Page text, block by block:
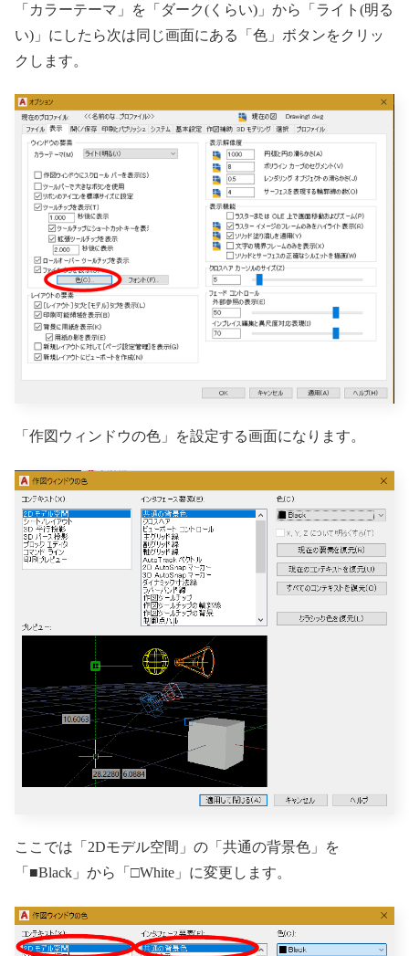
「カラーテーマ」を「ダーク(くらい)」から「ライト(明る
い)」にしたら次は同じ画面にある「色」ボタンをクリッ
クします。
「作図ウィンドウの色」を設定する画面になります。
ここでは「2Dモデル空間」の「共通の背景色」を
「■Black」から「□White」に変更します。